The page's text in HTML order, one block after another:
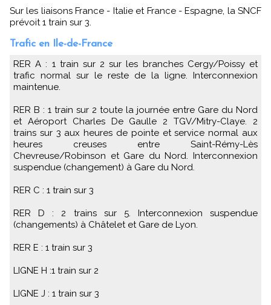
Sur les liaisons France - Italie et France - Espagne, la SNCF
prévoit 1 train sur 3.
Trafic en Ile-de-France
RER A : 1 train sur 2 sur les branches Cergy/Poissy et
trafic normal sur le reste de la ligne. Interconnexion
maintenue.
RER B : 1 train sur 2 toute la journée entre Gare du Nord
et Aéroport Charles De Gaulle 2 TGV/Mitry-Claye. 2
trains sur 3 aux heures de pointe et service normal aux
heures creuses entre Saint-Rémy-Lès
Chevreuse/Robinson et Gare du Nord. Interconnexion
suspendue (changement) à Gare du Nord.
RER C : 1 train sur 3
RER D : 2 trains sur 5. Interconnexion suspendue
(changements) à Châtelet et Gare de Lyon.
RER E : 1 train sur 3
LIGNE H :1 train sur 2
LIGNE J : 1 train sur 3